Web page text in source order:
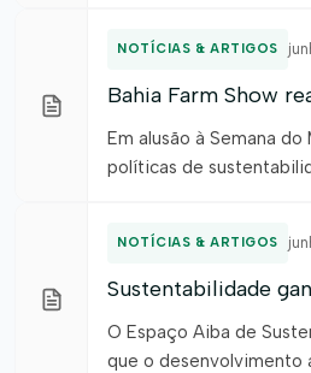
NOTÍCIAS & ARTIGOS
Bahia Farm Show
Em alusão à Semana
políticas de
NOTÍCIAS & ARTIGOS
Sustentabilidade
O Espaço Aiba de
que o desenvolvimento